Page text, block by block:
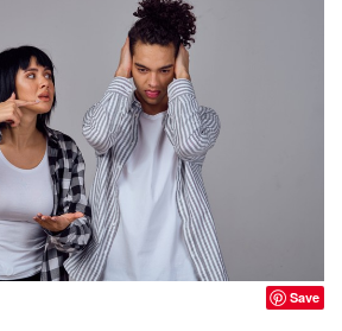
Save